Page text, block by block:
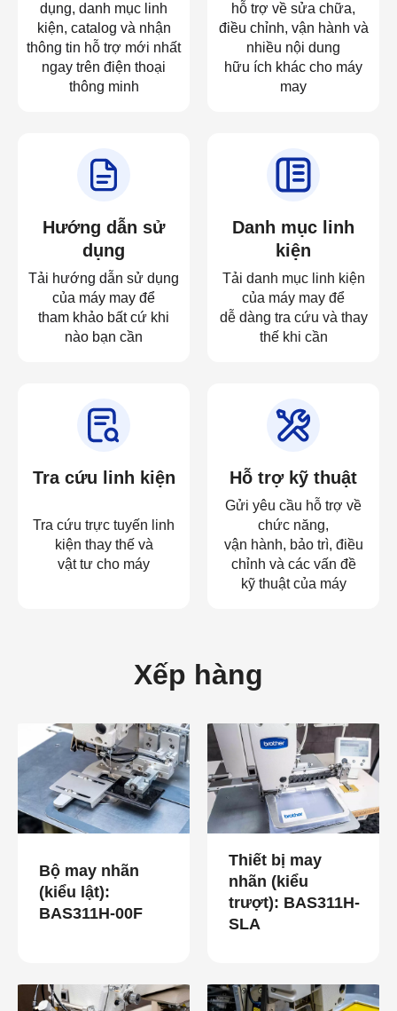
dụng, danh mục linh
kiện, catalog và nhận
thông tin hỗ trợ mới nhất
ngay trên điện thoại
thông minh
hỗ trợ về sửa chữa,
điều chỉnh, vận hành và
nhiều nội dung
hữu ích khác cho máy
may
Hướng dẫn sử
dụng
Tải hướng dẫn sử dụng
của máy may để
tham khảo bất cứ khi
nào bạn cần
Danh mục linh
kiện
Tải danh mục linh kiện
của máy may để
dễ dàng tra cứu và thay
thế khi cần
Tra cứu linh kiện
Tra cứu trực tuyến linh
kiện thay thế và
vật tư cho máy
Hỗ trợ kỹ thuật
Gửi yêu cầu hỗ trợ về
chức năng,
vận hành, bảo trì, điều
chỉnh và các vấn đề
kỹ thuật của máy
Xếp hàng
Bộ may nhãn
(kiểu lật):
BAS311H-00F
Thiết bị may
nhãn (kiểu
trượt): BAS311H-
SLA